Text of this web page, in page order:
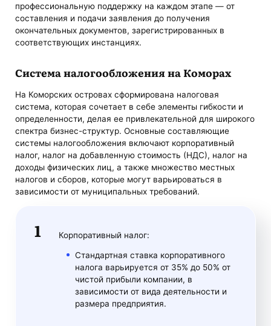
профессиональную поддержку на каждом этапе — от
составления и подачи заявления до получения
окончательных документов, зарегистрированных в
соответствующих инстанциях.
Система налогообложения на Коморах
На Коморских островах сформирована налоговая
система, которая сочетает в себе элементы гибкости и
определенности, делая ее привлекательной для широкого
спектра бизнес-структур. Основные составляющие
системы налогообложения включают корпоративный
налог, налог на добавленную стоимость (НДС), налог на
доходы физических лиц, а также множество местных
налогов и сборов, которые могут варьироваться в
зависимости от муниципальных требований.
Корпоративный налог:
Стандартная ставка корпоративного
налога варьируется от 35% до 50% от
чистой прибыли компании, в
зависимости от вида деятельности и
размера предприятия.